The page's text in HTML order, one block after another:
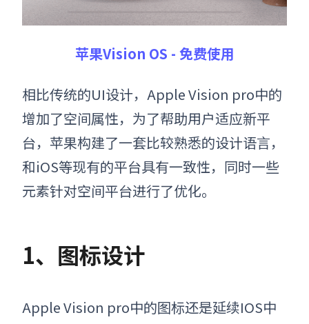
苹果Vision OS - 免费使用
相比传统的UI设计， Apple Vision pro中的
增加了空间属性，为了帮助用户适应新平
台，苹果构建了一套比较熟悉的设计语言，
和iOS等现有的平台具有一致性，同时一些
元素针对空间平台进行了优化。
1、图标设计
Apple Vision pro中的图标还是延续IOS中